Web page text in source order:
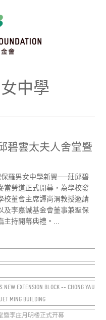
中學
碧雲太夫人舍堂暨
保羅男女中學新翼──莊邱碧
當勞道正式開幕，為學校發
校董會主席譚尚渭教授邀請
及李嘉誠基金會董事兼聖保
主持開幕典禮。...
NEW EXTENSION BLOCK -- CHONG YAU
MING BUILDING
暨李庄月明楼正式开幕